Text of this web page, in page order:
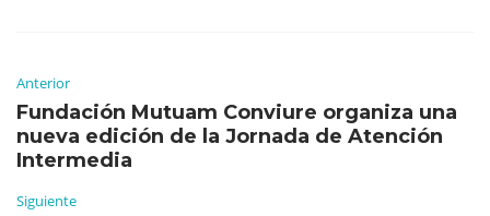
Anterior
Fundación Mutuam Conviure organiza una
nueva edición de la Jornada de Atención
Intermedia
Siguiente